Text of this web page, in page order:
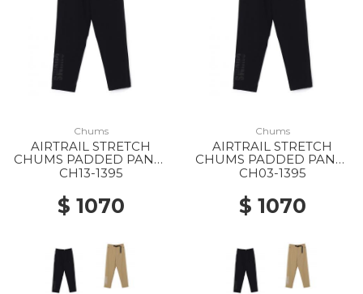
Chums
AIRTRAIL STRETCH
CHUMS PADDED PANTS
WS K001 BLACK
CH13-1395
$ 1070
Chums
AIRTRAIL STRETCH
CHUMS PADDED PANTS
MS K001 BLACK
CH03-1395
$ 1070